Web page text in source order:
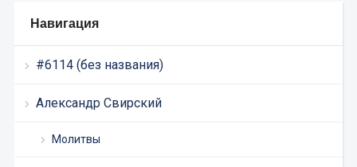
Навигация
#6114 (без названия)
Александр Свирский
Молитвы